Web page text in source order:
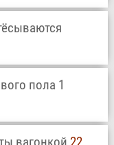
пола 1
вагонкой 22